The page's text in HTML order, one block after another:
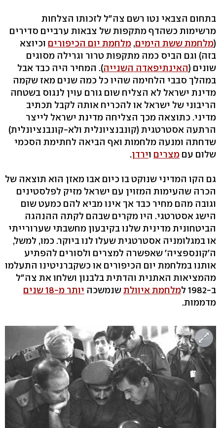
בתחום הצבאי נטו רשם צה"ל לזכותו הצלחות
מרשימות כשהדף מתקפות של צבאות ערביים סדירים
(מלחמת ששת הימים, מלחמת יום הכיפורים וכיוצא
בזה) וגם הביס כמה מתקפות טרור וגרילה מסוגים
שונים (האינתיפאדה השנייה). המחיר היה כבד אבל
במהלך סבבי הלחימה שהיו כל כמה שנים מאז שקמה
מדינת ישראל לא הצליח שום גורם עוין לנגוס בשטחה
הריבוני של ישראל או להכריח אותה לקבל תכתיב
מדיני. כתוצאה מכך הצליחה מדינת ישראל לייצר
הרתעה אסטרטגית (קונבנציונלית ולא-קונבנציונלית)
שדחתה ומנעה מלחמות ואף הביאה לחתימת הסכמי
שלום עם מצרים וירדן.
גם הקו המדיני שנוקט בו כיום אבו מאזן הוא תוצאה של
הכרה שהעימות המזוין עם ישראל מזיק לפלסטינים
וגובה מהם מחיר כבד אך אינו מביא להם כמעט שום
הישג אסטרטגי. היו מקרים שבהם לקתה ההנהגה
הביטחונית מדינית שלנו בקיבעון מחשבתי שערורייתי
או במגלומניה אסטרטגית שעלו לנו ביוקר. כמו, למשל,
ה'קונספציה' שאפשרה למצרים ולסורים להפתיע
אותנו במלחמת יום הכיפורים או כשקברניטינו התעלמו
מהמציאות האתנית והדתית בלבנון ושלחו את צה"ל
ב-1982 ל
מלחמת איוולתשנמשכה יותר מ-18 שנים
מדממות.